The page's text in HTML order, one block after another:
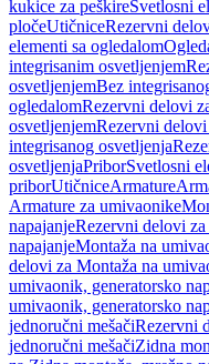
kukice za peškireSvetlosni
pločeUtičniceRezervni
elementi sa ogledalom
integrisanim osvetljenjem
osvetljenjemBez
ogledalomRezervni delovi
osvetljenjemRezervni
integrisanog osvetljenja
osvetljenjaPriborSvetlosni
priborUtičniceArmature
Armature za umivaonike
napajanjeRezervni delovi
napajanjeMontaža na
delovi za Montaža na
umivaonik, generatorsko
umivaonik, generatorsko
jednoručni mešačiRezervni
jednoručni mešačiZidna